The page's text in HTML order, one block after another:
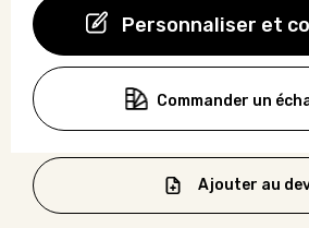
Personnaliser et
Commander un
Ajouter au